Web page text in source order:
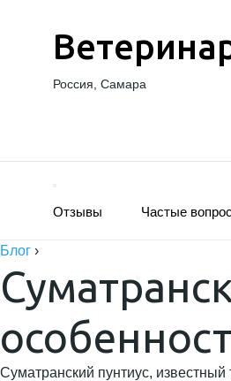
Россия, Самара
Отзывы Частые
Блог ›
Суматранский пунтиус,